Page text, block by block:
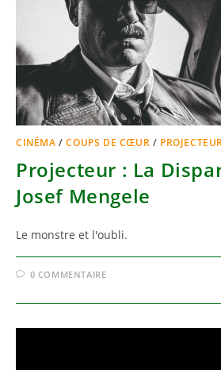
CINÉMA /COUPS DE CŒUR /
Projecteur : La
Josef Mengele
Le monstre et l'oubli.
0 COMMENTAIRE